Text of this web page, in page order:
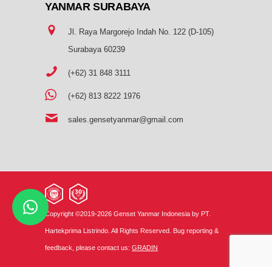
YANMAR SURABAYA
Jl. Raya Margorejo Indah No. 122 (D-105)
Surabaya 60239
(+62) 31 848 3111
(+62) 813 8222 1976
sales.gensetyanmar@gmail.com
Copyright ©2019-2026 Genset Yanmar Indonesia by PT.
Hartekprima Listrindo. All Rights Reserved. Bug reporting &
feedback, please contact us: GRADIN